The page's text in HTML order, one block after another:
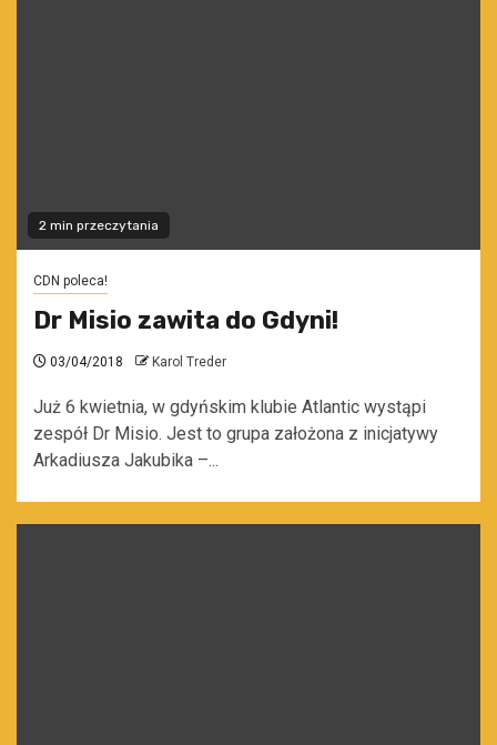
2 min przeczytania
CDN poleca!
Dr Misio zawita do Gdyni!
03/04/2018 Karol Treder
Już 6 kwietnia, w gdyńskim klubie Atlantic wystąpi
zespół Dr Misio. Jest to grupa założona z inicjatywy
Arkadiusza Jakubika –...